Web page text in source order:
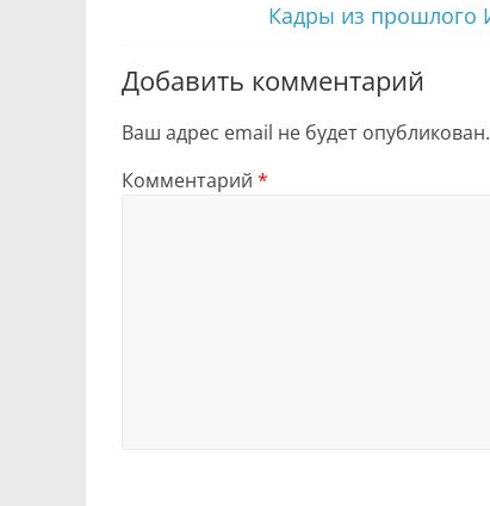
Кадры из прошлого
Добавить комментарий
Ваш адрес email не будет опубликован.
Комментарий *